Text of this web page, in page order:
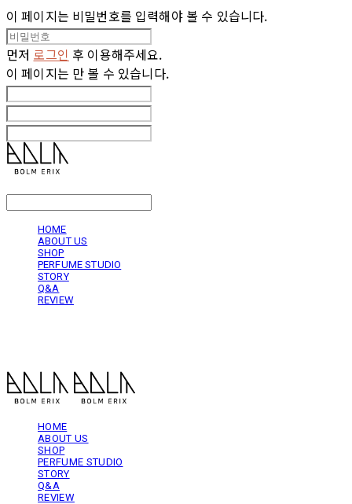
이 페이지는 비밀번호를 입력해야 볼 수 있습니다.
먼저 로그인 후 이용해주세요.
이 페이지는 만 볼 수 있습니다.
HOME
ABOUT US
SHOP
PERFUME STUDIO
STORY
Q&A
REVIEW
HOME
ABOUT US
SHOP
PERFUME STUDIO
STORY
Q&A
REVIEW